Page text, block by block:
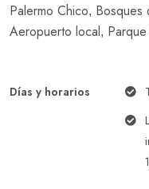
Palermo Chico,
Aeropuerto local,
Días y horarios